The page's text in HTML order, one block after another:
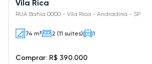
Vila Rica
RUA Bahia 0000 - Vila Rica - Andradina - SP
74 m² 2 (11 suítes) 1
Comprar: R$ 390.000